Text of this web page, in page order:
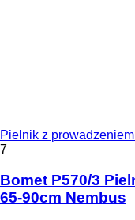
Pielnik z
7
Bomet P570/3
65-90cm Nembus